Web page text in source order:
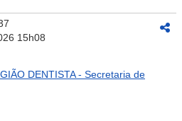
15h08
DENTISTA - Secretaria de